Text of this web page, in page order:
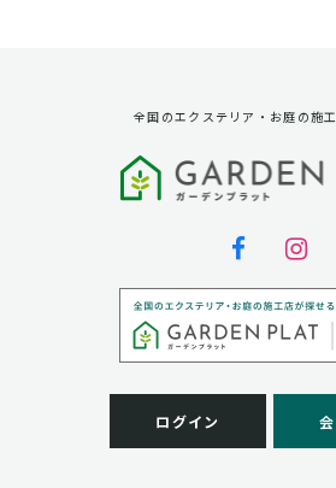
全国のエクステリア・お庭の施
ログイン